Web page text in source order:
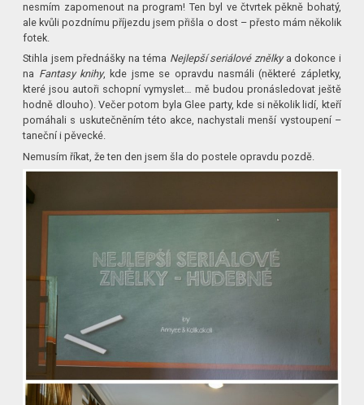
nesmím zapomenout na program! Ten byl ve čtvrtek pěkně bohatý,
ale kvůli pozdnímu příjezdu jsem přišla o dost – přesto mám několik
fotek.
Stihla jsem přednášky na téma Nejlepší seriálové znělkya dokonce i
na Fantasy knihy, kde jsme se opravdu nasmáli (některé zápletky,
které jsou autoři schopní vymyslet… mě budou pronásledovat ještě
hodně dlouho). Večer potom byla Glee party, kde si několik lidí, kteří
pomáhali s uskutečněním této akce, nachystali menší vystoupení –
taneční i pěvecké.
Nemusím říkat, že ten den jsem šla do postele opravdu pozdě.